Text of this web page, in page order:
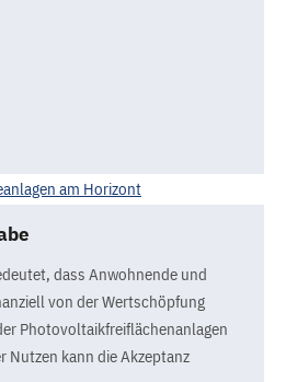
dass Anwohnende und
von der Wertschöpfung
Photovoltaikfreiflächenanlagen
Nutzen kann die Akzeptanz